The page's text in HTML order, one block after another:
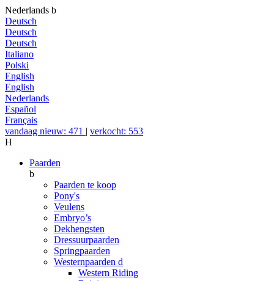
Nederlands b
Deutsch
Deutsch
Deutsch
Italiano
Polski
English
English
Nederlands
Español
Français
vandaag nieuw: 471 | verkocht: 553
H
Paarden
b
Paarden te koop
Pony's
Veulens
Embryo’s
Dekhengsten
Dressuurpaarden
Springpaarden
Westernpaarden d
Western Riding